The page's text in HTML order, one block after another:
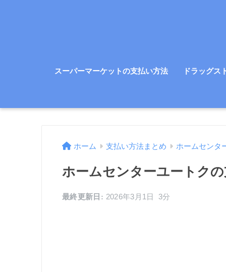
スーパーマーケットの支払い方法 ドラッグス
ホーム 支払い方法まとめ ホームセンタ
ホームセンターユートク
2026年3月1日 3分